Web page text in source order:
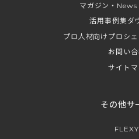
マガジン・News
活用事例集ダ
プロ人材向けプロシ
お問い
サイト
その他サ
FLEXY